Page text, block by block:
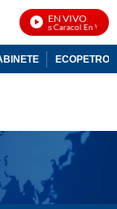
EN VIVO
Noticias Caracol En Vivo
ECOPETROL